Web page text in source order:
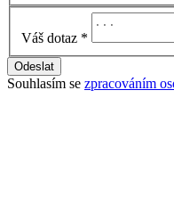
Váš dotaz *
Odeslat
Souhlasím se zpracováním